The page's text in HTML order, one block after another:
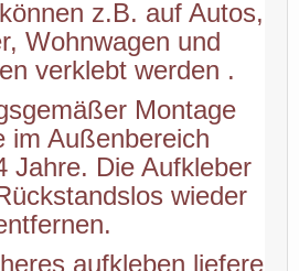
z.B. auf Autos,
Wohnwagen und
verklebt werden .
Montage
im Außenbereich
Jahre. Die Aufkleber
wieder
aufkleben liefere